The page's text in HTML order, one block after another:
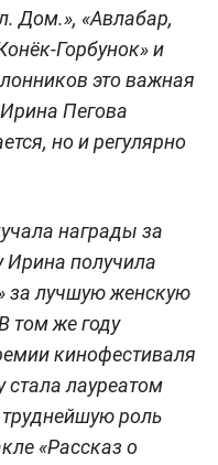
Дом.», «Авлабар,
Горбунок» и
это важная
Ирина Пегова
но и регулярно
награды за
Ирина получила
за лучшую женскую
том же году
кинофестиваля
стала лауреатом
роль
«Рассказ о